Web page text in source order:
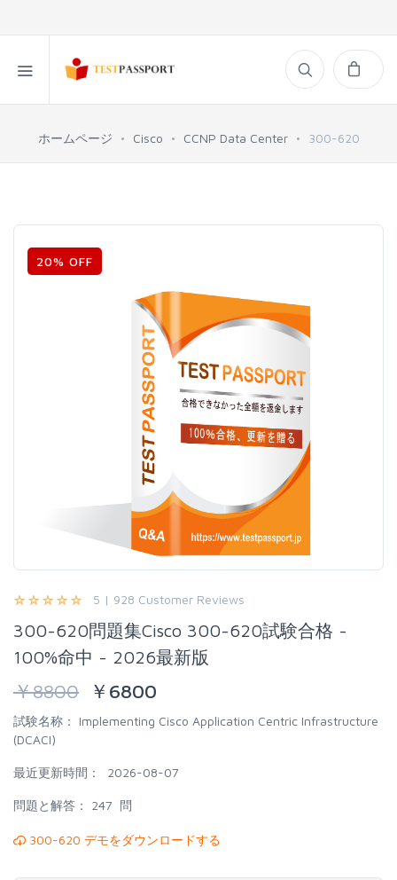
ホームページ Cisco CCNP Data Center 300-620
20% OFF
5 | 928 Customer Reviews
300-620問題集Cisco 300-620試験合格 -
100%命中 - 2026最新版
￥8800 ￥ 6800
試験名称：
Implementing Cisco Application Centric Infrastructure
(DCACI)
最近更新時間： 2026-08-07
問題と解答： 247 問
300-620 デモをダウンロードする